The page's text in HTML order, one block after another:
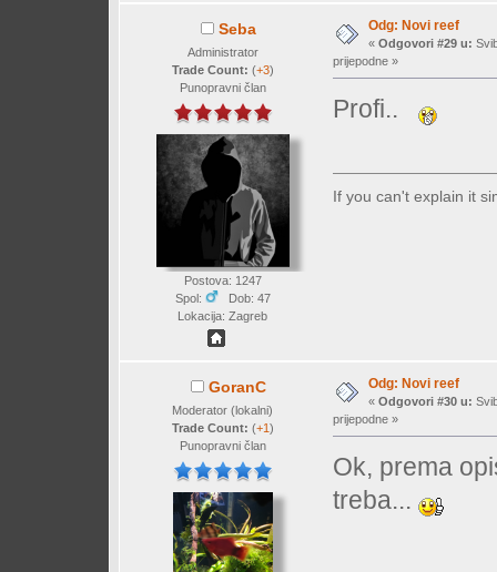
Seba
Administrator
Trade Count: (+3)
Punopravni član
Postova: 1247
Spol:
Dob: 47
Lokacija: Zagreb
Odg: Novi reef
« Odgovori #29 u:
prijepodne »
Profi..
If you can't explain it
GoranC
Moderator (lokalni)
Trade Count: (+1 )
Punopravni član
Odg: Novi reef
« Odgovori #30 u:
prijepodne »
Ok, prema
treba...